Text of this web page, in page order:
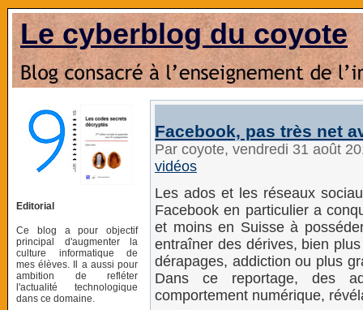
Le cyberblog du coyote
Editorial
Ce blog a pour objectif
principal d'augmenter la
culture informatique de
mes élèves. Il a aussi pour
ambition de refléter
l'actualité technologique
dans ce domaine.
Facebook, pas très net
Par coyote, vendredi 31 août
vidéos
Les ados et les réseaux
Facebook en particulier a
et moins en Suisse à
entraîner des dérives, bien
dérapages, addiction ou plus
Dans ce reportage, des
comportement numérique,